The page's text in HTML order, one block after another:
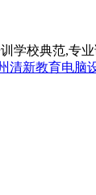
学校典范,专
清新教育电脑